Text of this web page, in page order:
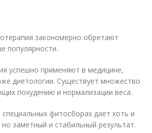
закономерно обретают
популярности.
успешно применяют в медицине,
диетологии. Существует множество
похудению и нормализации веса.
фитосборах дает хоть и
заметный и стабильный результат.